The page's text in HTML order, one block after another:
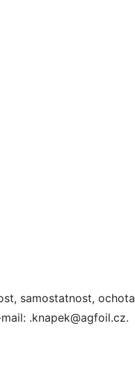
samostatnost, ochota
.knapek@agfoil.cz.